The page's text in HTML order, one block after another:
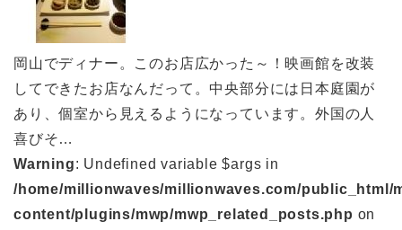
岡山でディナー。このお店広かった～！映画館を改装
してできたお店なんだって。中央部分には日本庭園が
あり、個室から見えるようになっています。外国の人
喜びそ…
Warning: Undefined variable $args in
/home/millionwaves/millionwaves.com/public_html/
content/plugins/mwp/mwp_related_posts.php on